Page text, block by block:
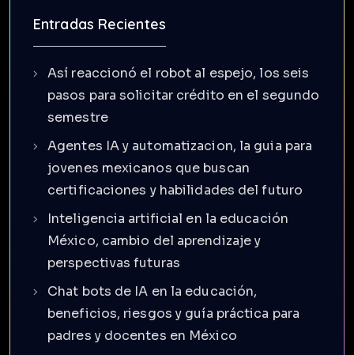
Entradas Recientes
Así reaccionó el robot al espejo, los seis
pasos para solicitar crédito en el segundo
semestre
Agentes IA y automatizacion, la guia para
jovenes mexicanos que buscan
certificaciones y habilidades del futuro
Inteligencia artificial en la educación
México, cambio del aprendizaje y
perspectivas futuras
Chat bots de IA en la educación,
beneficios, riesgos y guía práctica para
padres y docentes en México